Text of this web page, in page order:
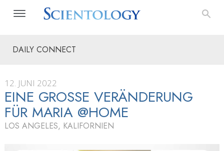
DAILY CONNECT
12. JUNI 2022
EINE GROSSE VERÄNDERUNG F
ÜR MARIA @HOME
LOS ANGELES, KALIFORNIEN